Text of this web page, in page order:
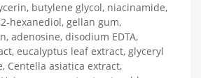
butylene glycol, niacinamide,
hexanediol, gellan gum,
adenosine, disodium EDTA,
eucalyptus leaf extract, glyceryl
Centella asiatica extract,